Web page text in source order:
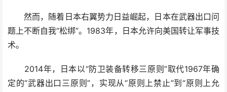
然而，随着日本右翼势力日益崛起，日本在武器出口问
题上不断自我“松绑”。1983年，日本允许向美国转让军事技
术。
2014年，日本以“防卫装备转移三原则”取代1967年确
定的“武器出口三原则”，实现从“原则上禁止”到“原则上允